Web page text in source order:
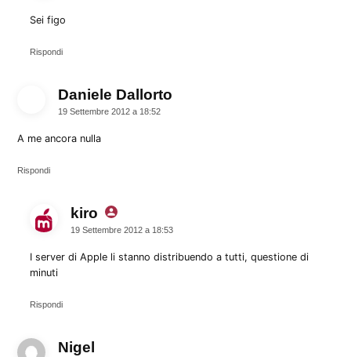
Sei figo
Rispondi
Daniele Dallorto
19 Settembre 2012 a 18:52
A me ancora nulla
Rispondi
kiro dice:
19 Settembre 2012 a 18:53
I server di Apple li stanno distribuendo a tutti, questione di
minuti
Rispondi
Nigel